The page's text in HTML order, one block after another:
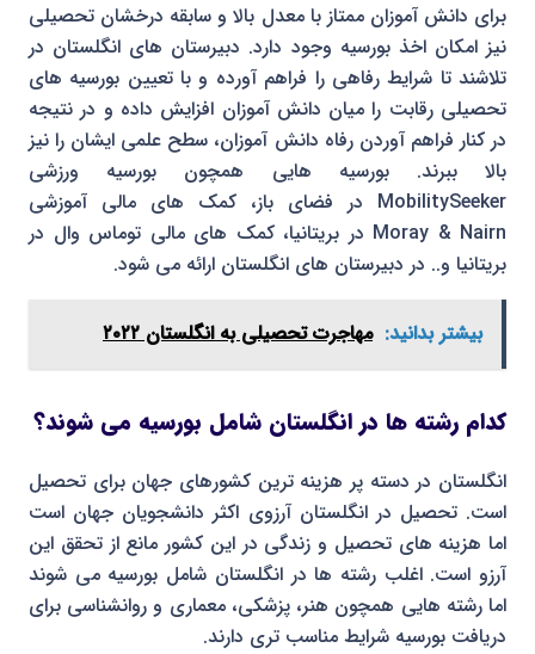
برای دانش آموزان ممتاز با معدل بالا و سابقه درخشان تحصیلی
نیز امکان اخذ بورسیه وجود دارد. دبیرستان های انگلستان در
تلاشند تا شرایط رفاهی را فراهم آورده و با تعیین بورسیه های
تحصیلی رقابت را میان دانش آموزان افزایش داده و در نتیجه
در کنار فراهم آوردن رفاه دانش آموزان، سطح علمی ایشان را نیز
بالا ببرند. بورسیه هایی همچون بورسیه ورزشی
MobilitySeeker در فضای باز، کمک های مالی آموزشی
Moray & Nairn در بریتانیا، کمک های مالی توماس وال در
بریتانیا و.. در دبیرستان های انگلستان ارائه می شود.
بیشتر بدانید: مهاجرت تحصیلی به انگلستان ۲۰۲۲
کدام رشته ها در انگلستان شامل بورسیه می شوند؟
انگلستان در دسته پر هزینه ترین کشورهای جهان برای تحصیل
است. تحصیل در انگلستان آرزوی اکثر دانشجویان جهان است
اما هزینه های تحصیل و زندگی در این کشور مانع از تحقق این
آرزو است. اغلب رشته ها در انگلستان شامل بورسیه می شوند
اما رشته هایی همچون هنر، پزشکی، معماری و روانشناسی برای
دریافت بورسیه شرایط مناسب تری دارند.